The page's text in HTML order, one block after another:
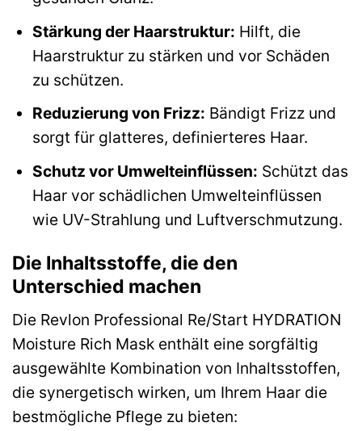
Stärkung der Haarstruktur: Hilft, die
Haarstruktur zu stärken und vor Schäden
zu schützen.
Reduzierung von Frizz: Bändigt Frizz und
sorgt für glatteres, definierteres Haar.
Schutz vor Umwelteinflüssen: Schützt das
Haar vor schädlichen Umwelteinflüssen
wie UV-Strahlung und Luftverschmutzung.
Die Inhaltsstoffe, die den
Unterschied machen
Die Revlon Professional Re/Start HYDRATION
Moisture Rich Mask enthält eine sorgfältig
ausgewählte Kombination von Inhaltsstoffen,
die synergetisch wirken, um Ihrem Haar die
bestmögliche Pflege zu bieten: